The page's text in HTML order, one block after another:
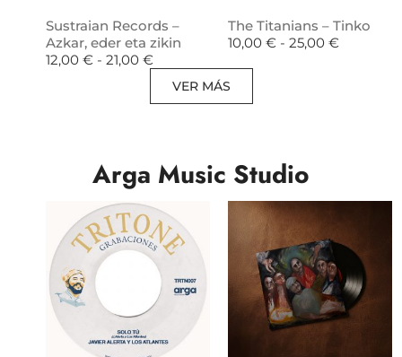
Sustraian Records –
Azkar, eder eta zikin
12,00 € - 21,00 €
The Titanians – Tinko
10,00 € - 25,00 €
VER MÁS
Arga Music Studio